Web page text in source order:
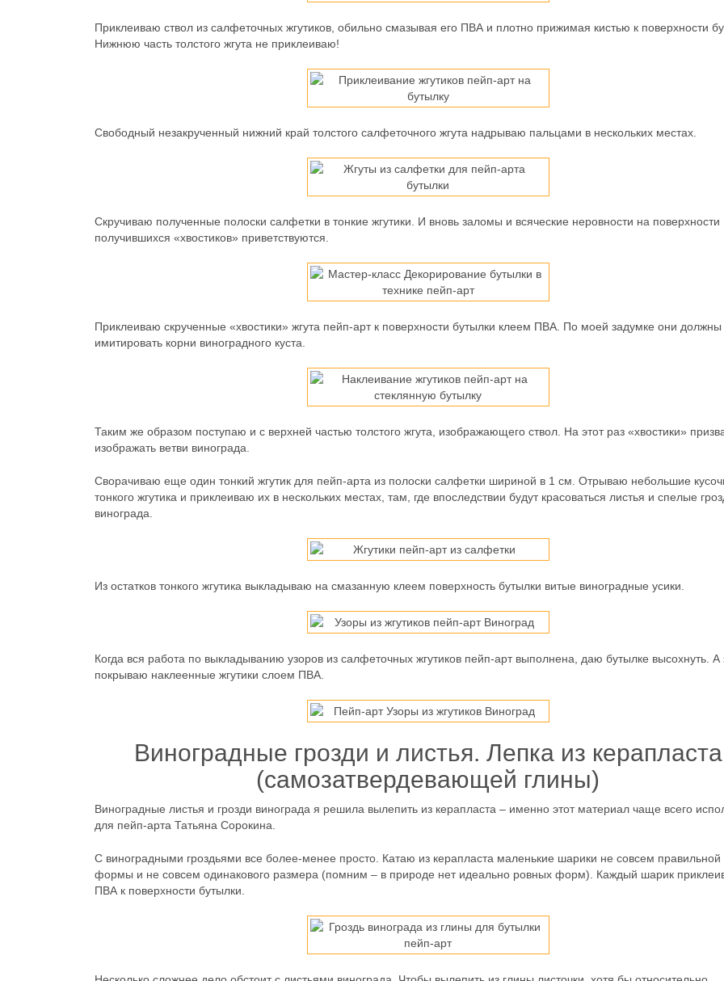
Приклеиваю ствол из салфеточных жгутиков, обильно смазывая его ПВА и плотно прижимая кистью к поверхности
Нижнюю часть толстого жгута не приклеиваю!
Свободный незакрученный нижний край толстого салфеточного жгута надрываю пальцами в нескольких местах.
Скручиваю полученные полоски салфетки в тонкие жгутики. И вновь заломы и всяческие неровности на поверхности
получившихся «хвостиков» приветствуются.
Приклеиваю скрученные «хвостики» жгута пейп-арт к поверхности бутылки клеем ПВА. По моей задумке они должны
имитировать корни виноградного куста.
Таким же образом поступаю и с верхней частью толстого жгута, изображающего ствол. На этот раз «хвостики»
изображать ветви винограда.
Сворачиваю еще один тонкий жгутик для пейп-арта из полоски салфетки шириной в 1 см. Отрываю небольшие
тонкого жгутика и приклеиваю их в нескольких местах, там, где впоследствии будут красоваться листья и спелые
винограда.
Из остатков тонкого жгутика выкладываю на смазанную клеем поверхность бутылки витые виноградные усики.
Когда вся работа по выкладыванию узоров из салфеточных жгутиков пейп-арт выполнена, даю бутылке высохнуть. А
покрываю наклеенные жгутики слоем ПВА.
Виноградные грозди и листья. Лепка из керапласта
(самозатвердевающей глины)
Виноградные листья и грозди винограда я решила вылепить из керапласта – именно этот материал чаще всего
для пейп-арта Татьяна Сорокина.
С виноградными гроздьями все более-менее просто. Катаю из керапласта маленькие шарики не совсем правильной
формы и не совсем одинакового размера (помним – в природе нет идеально ровных форм). Каждый шарик
ПВА к поверхности бутылки.